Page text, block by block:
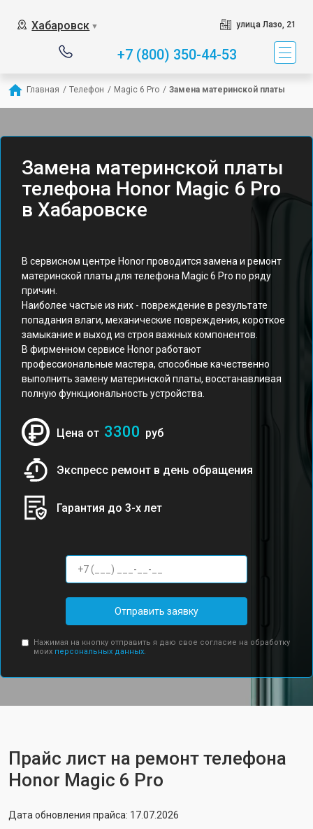
Хабаровск ▼ улица Лазо, 21
+7 (800) 350-44-53
Главная / Телефон / Magic 6 Pro / Замена материнской платы
Замена материнской платы
телефона Honor Magic 6 Pro
в Хабаровске
В сервисном центре Honor проводится замена и ремонт
материнской платы для телефона Magic 6 Pro по ряду
причин.
Наиболее частые из них - повреждение в результате
попадания влаги, механические повреждения, короткое
замыкание и выход из строя важных компонентов.
В фирменном сервисе Honor работают
профессиональные мастера, способные качественно
выполнить замену материнской платы, восстанавливая
полную функциональность устройства.
Цена от 3300 руб
Экспресс ремонт в день обращения
Гарантия до 3-х лет
Отправить заявку
Нажимая на кнопку отправить я даю свое согласие на обработку
моих персональных данных.
Прайс лист на ремонт телефона
Honor Magic 6 Pro
Дата обновления прайса: 17.07.2026